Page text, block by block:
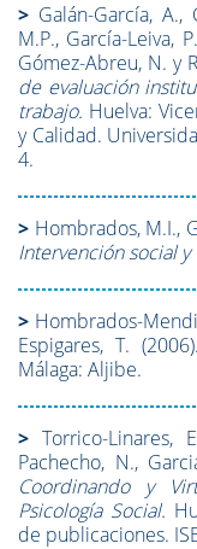
> Galán-García, A.,
M.P., García-Leiva,
Gómez-Abreu, N. y
de evaluación
trabajo. Huelva:
y Calidad.
4.
> Hombrados, M.I.,
Intervención social y
> Hombrados-
Espigares, T. (2006).
Málaga: Aljibe.
> Torrico-Linares,
Pachecho, N.,
Coordinando y
Psicología Social.
de publicaciones.